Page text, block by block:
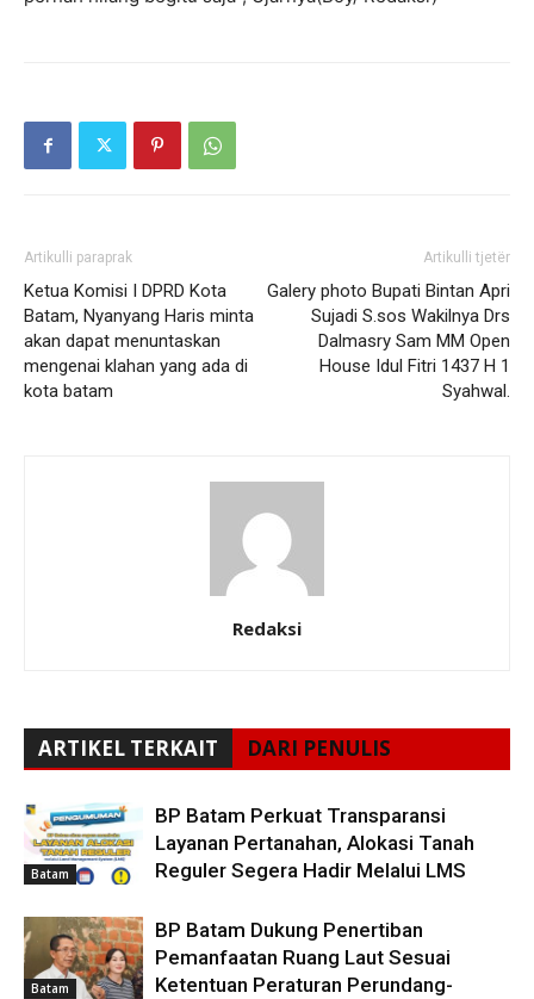
Artikulli paraprak
Ketua Komisi I DPRD Kota
Batam, Nyanyang Haris minta
akan dapat menuntaskan
mengenai klahan yang ada di
kota batam
Artikulli tjetër
Galery photo Bupati Bintan Apri
Sujadi S.sos Wakilnya Drs
Dalmasry Sam MM Open
House Idul Fitri 1437 H 1
Syahwal.
Redaksi
ARTIKEL TERKAIT DARI PENULIS
Batam
BP Batam Perkuat Transparansi
Layanan Pertanahan, Alokasi Tanah
Reguler Segera Hadir Melalui LMS
Batam
BP Batam Dukung Penertiban
Pemanfaatan Ruang Laut Sesuai
Ketentuan Peraturan Perundang-